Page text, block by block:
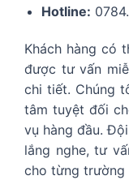
Hotline:
Khách hàng có
được tư vấn
chi tiết. Chúng
tâm tuyệt đối
vụ hàng đầu.
lắng nghe, tư
cho từng trường